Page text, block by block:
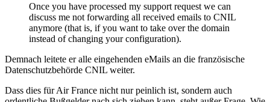
Once you have processed my support request we can
discuss me not forwarding all received emails to CNIL
anymore (that is, if you want to take over the domain
instead of changing your configuration).
Demnach leitete er alle eingehenden eMails an die französische
Datenschutzbehörde CNIL weiter.
Dass dies für Air France nicht nur peinlich ist, sondern auch